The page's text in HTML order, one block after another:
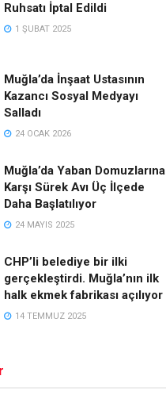
Ruhsatı İptal Edildi
1 ŞUBAT 2025
Muğla’da İnşaat Ustasının
Kazancı Sosyal Medyayı
Salladı
24 OCAK 2026
Muğla’da Yaban Domuzlarına
Karşı Sürek Avı Üç İlçede
Daha Başlatılıyor
24 MAYIS 2025
CHP’li belediye bir ilki
gerçekleştirdi. Muğla’nın ilk
halk ekmek fabrikası açılıyor
14 TEMMUZ 2025